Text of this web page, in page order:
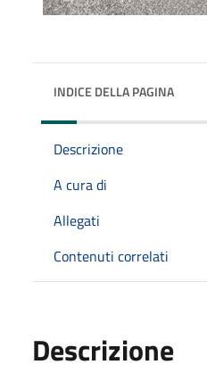
INDICE DELLA PAGINA
Descrizione
A cura di
Allegati
Contenuti correlati
Descrizione